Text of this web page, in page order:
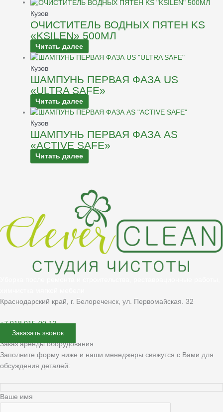
Кузов
ОЧИСТИТЕЛЬ ВОДНЫХ ПЯТЕН KS
«KSILEN» 500МЛ
Читать далее
Кузов
ШАМПУНЬ ПЕРВАЯ ФАЗА US
«ULTRA SAFE»
Читать далее
Кузов
ШАМПУНЬ ПЕРВАЯ ФАЗА AS
«ACTIVE SAFE»
Читать далее
Краснодарский край, г. Белореченск, ул. Первомайская. 32
+7 918 015-00-13
Заказать звонок
Заказ аренды оборудования
Заполните форму ниже и наши менеджеры свяжутся с Вами для
обсуждения деталей:
Ваше имя